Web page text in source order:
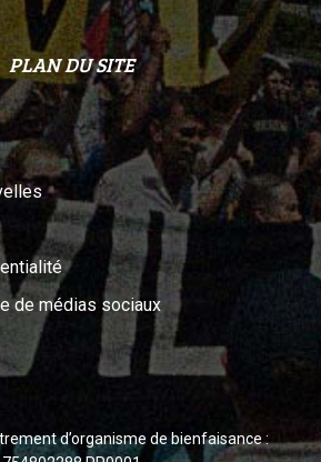
PLAN DU SITE
de médias sociaux
d’organisme de bienfaisance :